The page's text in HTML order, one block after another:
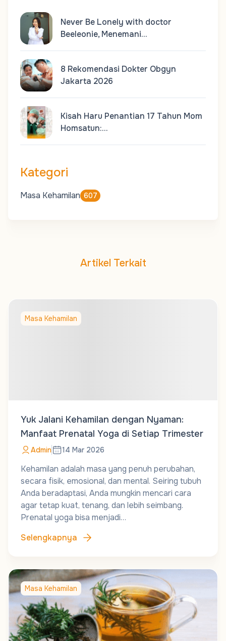
Never Be Lonely with doctor
Beeleonie, Menemani…
8 Rekomendasi Dokter Obgyn
Jakarta 2026
Kisah Haru Penantian 17 Tahun Mom
Homsatun:…
Kategori
Masa Kehamilan 607
Artikel Terkait
Masa Kehamilan
Yuk Jalani Kehamilan dengan Nyaman:
Manfaat Prenatal Yoga di Setiap Trimester
Admin 14 Mar 2026
Kehamilan adalah masa yang penuh perubahan,
secara fisik, emosional, dan mental. Seiring tubuh
Anda beradaptasi, Anda mungkin mencari cara
agar tetap kuat, tenang, dan lebih seimbang.
Prenatal yoga bisa menjadi…
Selengkapnya
Masa Kehamilan